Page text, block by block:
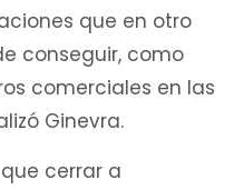
que en otro
conseguir, como
comerciales en las
Ginevra.
cerrar a